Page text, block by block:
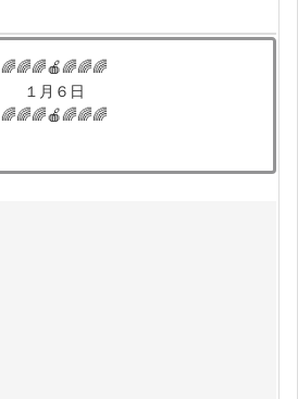
🌈🌈🌈🍎🌈🌈🌈
１月６日
🌈🌈🌈🍎🌈🌈🌈